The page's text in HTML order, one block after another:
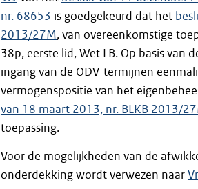
nr. 68653 is goedgekeurd dat het
2013/27M, van overeenkomstige
38p, eerste lid, Wet LB. Op basis van
ingang van de ODV-termijnen
vermogenspositie van het
van 18 maart 2013, nr. BLKB 2013/
toepassing.
Voor de mogelijkheden van de
onderdekking wordt verwezen naar